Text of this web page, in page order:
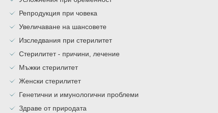
Репродукция при човека
Увеличаване на шансовете
Изследвания при стерилитет
Стерилитет - причини, лечение
Мъжки стерилитет
Женски стерилитет
Генетични и имунологични проблеми
Здраве от природата